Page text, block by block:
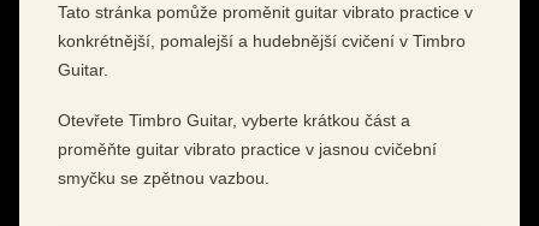
Tato stránka pomůže proměnit guitar vibrato practice v
konkrétnější, pomalejší a hudebnější cvičení v Timbro
Guitar.
Otevřete Timbro Guitar, vyberte krátkou část a
proměňte guitar vibrato practice v jasnou cvičební
smyčku se zpětnou vazbou.